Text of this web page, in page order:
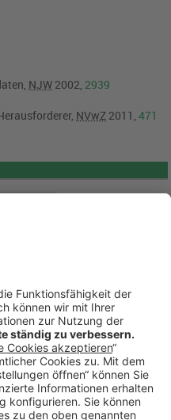
NJW 2002, 2939
NVwZ 2011,471